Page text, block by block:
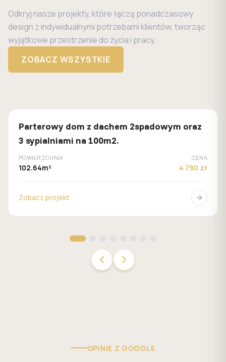
Odkryj nasze projekty, które łączą ponadczasowy
design z indywidualnymi potrzebami klientów, tworząc
wyjątkowe przestrzenie do życia i pracy.
ZOBACZ WSZYSTKIE
Z500
Parterowy dom z dachem 2spadowym oraz
3 sypialniami na 100m2.
POWIERZCHNIA
102.64m²
CENA
4 790 zł
Zobacz projekt
OPINIE Z GOOGLE